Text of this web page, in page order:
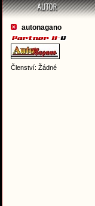
autonagano
Členství: Žádné